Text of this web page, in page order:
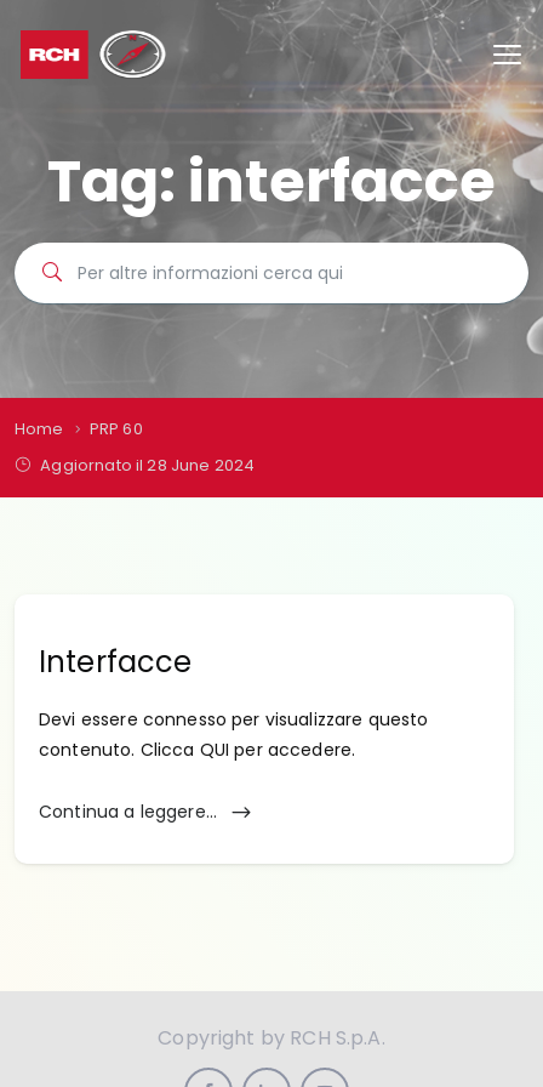
Tag: interfacce
Home
PRP 60
Aggiornato il 28 June 2024
Interfacce
Devi essere connesso per visualizzare questo
contenuto. Clicca QUI per accedere.
Continua a leggere...
Copyright by RCH S.p.A.